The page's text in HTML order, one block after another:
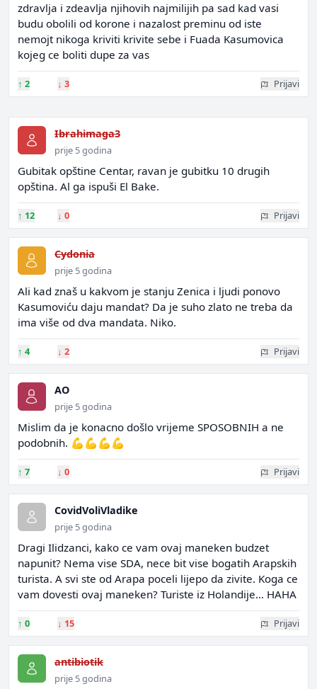
zdravlja i zdeavlja njihovih najmilijih pa sad kad vasi
budu obolili od korone i nazalost preminu od iste
nemojt nikoga kriviti krivite sebe i Fuada Kasumovica
kojeg ce boliti dupe za vas
↑ 2 ↓ 3 Prijavi
Ibrahimaga3
prije 5 godina
Gubitak opštine Centar, ravan je gubitku 10 drugih
opština. Al ga ispuši El Bake.
↑ 12 ↓ 0 Prijavi
Cydonia
prije 5 godina
Ali kad znaš u kakvom je stanju Zenica i ljudi ponovo
Kasumoviću daju mandat? Da je suho zlato ne treba da
ima više od dva mandata. Niko.
↑ 4 ↓ 2 Prijavi
AO
prije 5 godina
Mislim da je konacno došlo vrijeme SPOSOBNIH a ne
podobnih. 💪💪💪💪
↑ 7 ↓ 0 Prijavi
CovidVoliVladike
prije 5 godina
Dragi Ilidzanci, kako ce vam ovaj maneken budzet
napunit? Nema vise SDA, nece bit vise bogatih Arapskih
turista. A svi ste od Arapa poceli lijepo da zivite. Koga ce
vam dovesti ovaj maneken? Turiste iz Holandije… HAHA
↑ 0 ↓ 15 Prijavi
antibiotik
prije 5 godina